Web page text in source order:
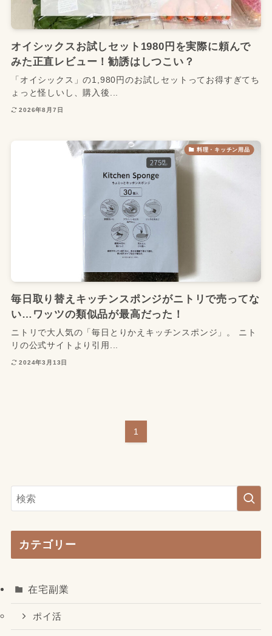
オイシックスお試しセット1980円を実際に頼んで
みた正直レビュー！勧誘はしつこい？
「オイシックス」の1,980円のお試しセットってお得すぎてち
ょっと怪しいし、購入後...
2026年8月7日
料理・キッチン用品
毎日取り替えキッチンスポンジがニトリで売ってな
い…ワッツの類似品が最高だった！
ニトリで大人気の「毎日とりかえキッチンスポンジ」。 ニト
リの公式サイトより引用...
2024年3月13日
1
カテゴリー
在宅副業
ポイ活